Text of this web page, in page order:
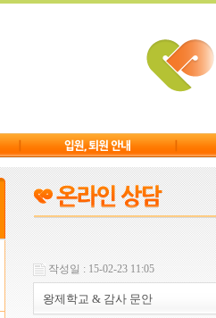
작성일 : 15-02-23 11:05
왕제학교 & 감사 문안